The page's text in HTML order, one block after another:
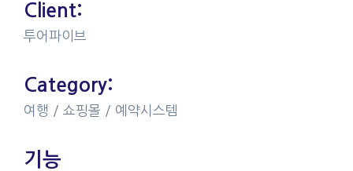
Client:
투어파이브
Category:
여행 / 쇼핑몰 / 예약시스템
기능